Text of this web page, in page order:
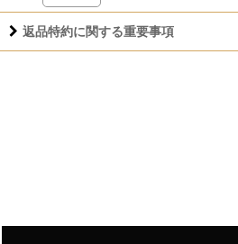
返品特約に関する重要事項